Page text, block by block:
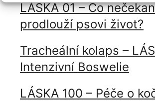
LÁSKA 01 – Co
prodlouží psovi život?
Tracheální kolaps –
Intenzivní Boswelie
LÁSKA 100 – Péče o